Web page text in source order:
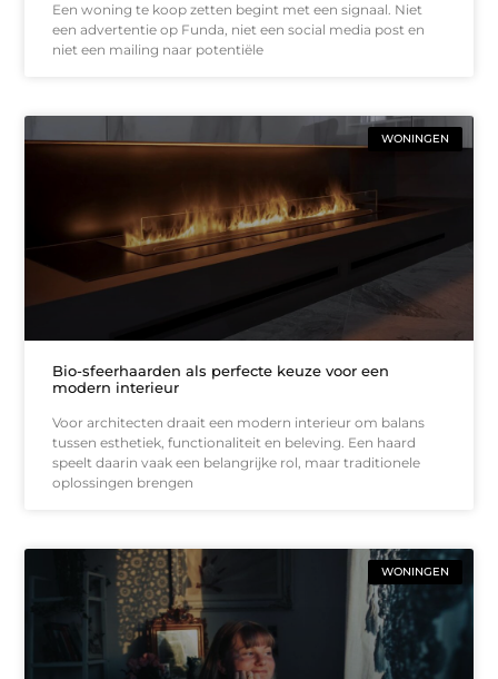
Een woning te koop zetten begint met een signaal. Niet
een advertentie op Funda, niet een social media post en
niet een mailing naar potentiële
WONINGEN
Bio-sfeerhaarden als perfecte keuze voor een
modern interieur
Voor architecten draait een modern interieur om balans
tussen esthetiek, functionaliteit en beleving. Een haard
speelt daarin vaak een belangrijke rol, maar traditionele
oplossingen brengen
WONINGEN